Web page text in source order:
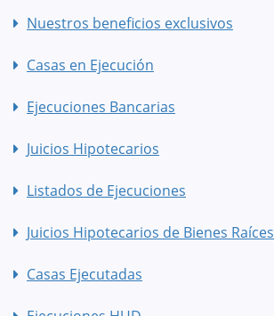
Nuestros beneficios exclusivos
Casas en Ejecución
Ejecuciones Bancarias
Juicios Hipotecarios
Listados de Ejecuciones
Juicios Hipotecarios de Bienes Raíces
Casas Ejecutadas